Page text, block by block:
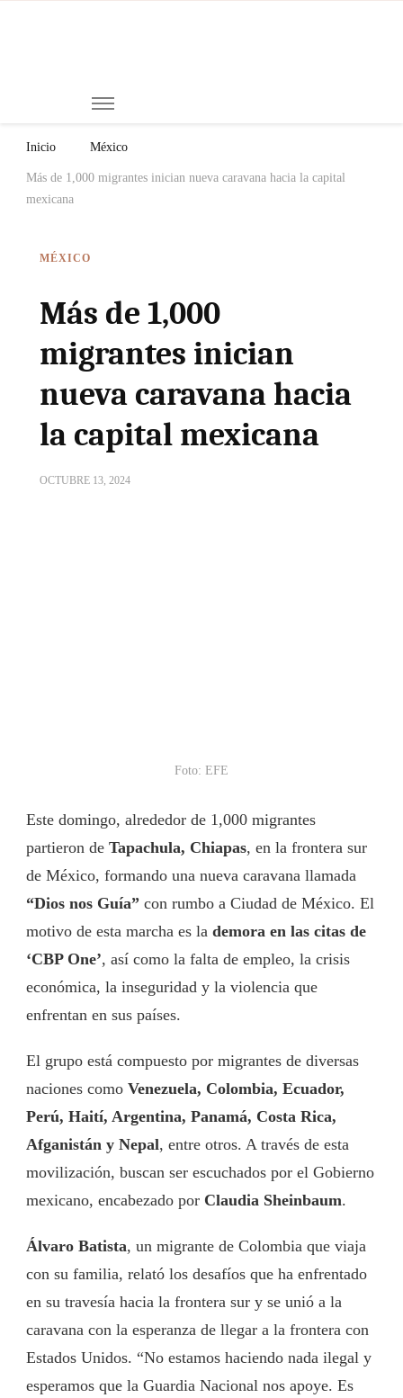
Inicio México
Más de 1,000 migrantes inician nueva caravana hacia la capital
mexicana
MÉXICO
Más de 1,000
migrantes inician
nueva caravana hacia
la capital mexicana
OCTUBRE 13, 2024
Foto: EFE
Este domingo, alrededor de 1,000 migrantes
partieron de Tapachula, Chiapas, en la frontera sur
de México, formando una nueva caravana llamada
“Dios nos Guía” con rumbo a Ciudad de México. El
motivo de esta marcha es la demora en las citas de
‘CBP One’, así como la falta de empleo, la crisis
económica, la inseguridad y la violencia que
enfrentan en sus países.
El grupo está compuesto por migrantes de diversas
naciones como Venezuela, Colombia, Ecuador,
Perú, Haití, Argentina, Panamá, Costa Rica,
Afganistán y Nepal, entre otros. A través de esta
movilización, buscan ser escuchados por el Gobierno
mexicano, encabezado por Claudia Sheinbaum.
Álvaro Batista, un migrante de Colombia que viaja
con su familia, relató los desafíos que ha enfrentado
en su travesía hacia la frontera sur y se unió a la
caravana con la esperanza de llegar a la frontera con
Estados Unidos. “No estamos haciendo nada ilegal y
esperamos que la Guardia Nacional nos apoye. Es